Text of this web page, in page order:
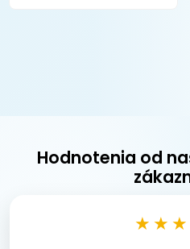
Hodnotenia od